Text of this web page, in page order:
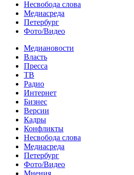
Несвобода слова
Медиасреда
Петербург
Фото/Видео
Медиановости
Власть
Пресса
ТВ
Радио
Интернет
Бизнес
Версии
Кадры
Конфликты
Несвобода слова
Медиасреда
Петербург
Фото/Видео
Мнения